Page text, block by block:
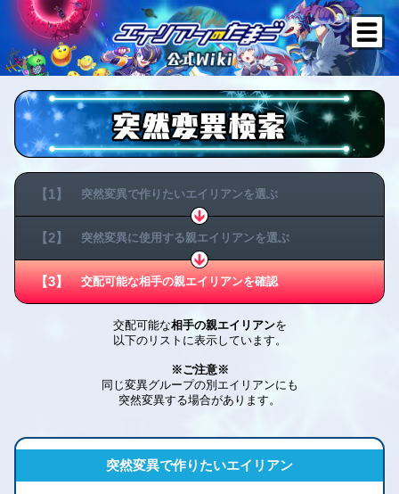
【1】 突然変異で作りたいエイリアンを選ぶ
【2】 突然変異に使用する親エイリアンを選ぶ
【3】 交配可能な相手の親エイリアンを確認
交配可能な相手の親エイリアンを
以下のリストに表示しています。
※ご注意※
同じ変異グループの別エイリアンにも
突然変異する場合があります。
突然変異で作りたいエイリアン